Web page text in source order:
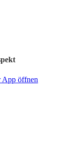
App öffnen